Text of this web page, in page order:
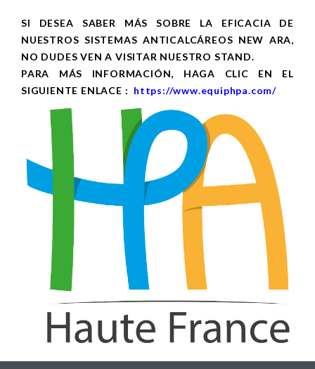
SI DESEA SABER MÁS SOBRE LA EFICACIA DE
NUESTROS SISTEMAS ANTICALCÁREOS NEW ARA,
NO DUDES VEN AVISITAR NUESTRO STAND.
PARA MÁS INFORMACIÓN, HAGA CLIC EN EL
SIGUIENTE ENLACE : https://www.equiphpa.com/